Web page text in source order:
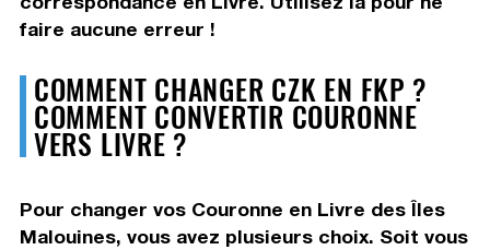
faire aucune erreur !
COMMENT CHANGER CZK EN FKP ?
COMMENT CONVERTIR COURONNE
VERS LIVRE ?
Pour changer vos Couronne en Livre des Îles
Malouines, vous avez plusieurs choix. Soit vous